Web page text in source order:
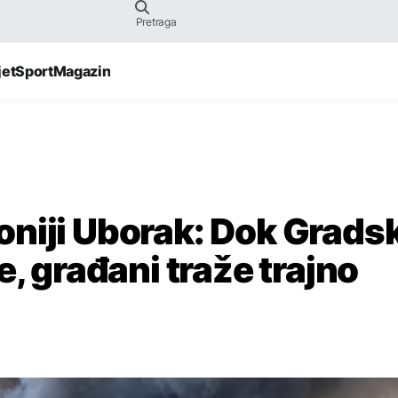
SportMagazin
Uborak: Dok
građani traže trajno